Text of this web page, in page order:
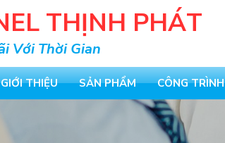
GIỚI THIỆU SẢN PHẨM
PANEL CÁCH NHIỆT
CÔNG TRÌNH